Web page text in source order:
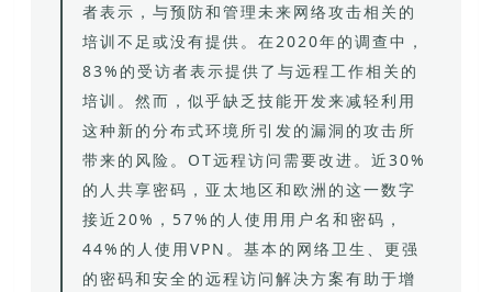
者表示，与预防和管理未来网络攻击相关的
培训不足或没有提供。在2020年的调查中，
83%的受访者表示提供了与远程工作相关的
培训。然而，似乎缺乏技能开发来减轻利用
这种新的分布式环境所引发的漏洞的攻击所
带来的风险。OT远程访问需要改进。近30%
的人共享密码，亚太地区和欧洲的这一数字
接近20%，57%的人使用用户名和密码，
44%的人使用VPN。基本的网络卫生、更强
的密码和安全的远程访问解决方案有助于增